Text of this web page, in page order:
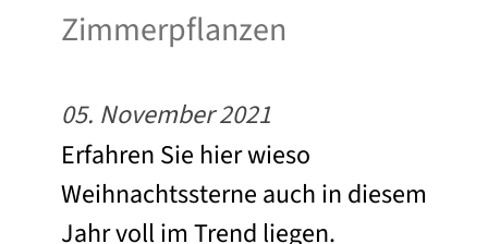
Zimmerpflanzen
05. November 2021
Erfahren Sie hier wieso
Weihnachtssterne auch in diesem
Jahr voll im Trend liegen.